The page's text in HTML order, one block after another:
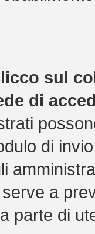
sul
di
di
a
parte di